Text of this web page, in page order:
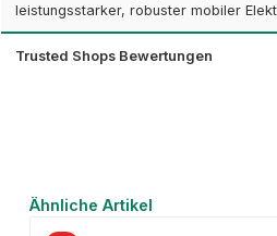
leistungsstarker, robuster mobiler
Trusted Shops Bewertungen
Produktgalerie überspringen
Ähnliche Artikel